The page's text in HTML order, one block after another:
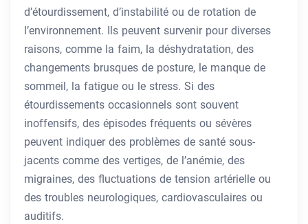
d’étourdissement, d’instabilité ou de rotation de
l’environnement. Ils peuvent survenir pour diverses
raisons, comme la faim, la déshydratation, des
changements brusques de posture, le manque de
sommeil, la fatigue ou le stress. Si des
étourdissements occasionnels sont souvent
inoffensifs, des épisodes fréquents ou sévères
peuvent indiquer des problèmes de santé sous-
jacents comme des vertiges, de l’anémie, des
migraines, des fluctuations de tension artérielle ou
des troubles neurologiques, cardiovasculaires ou
auditifs.